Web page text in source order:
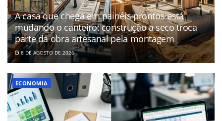
A casa que chega em painéis prontos está
mudando o canteiro: construção a seco troca
parte da obra artesanal pela montagem
8 DE AGOSTO DE 2026
ECONOMIA